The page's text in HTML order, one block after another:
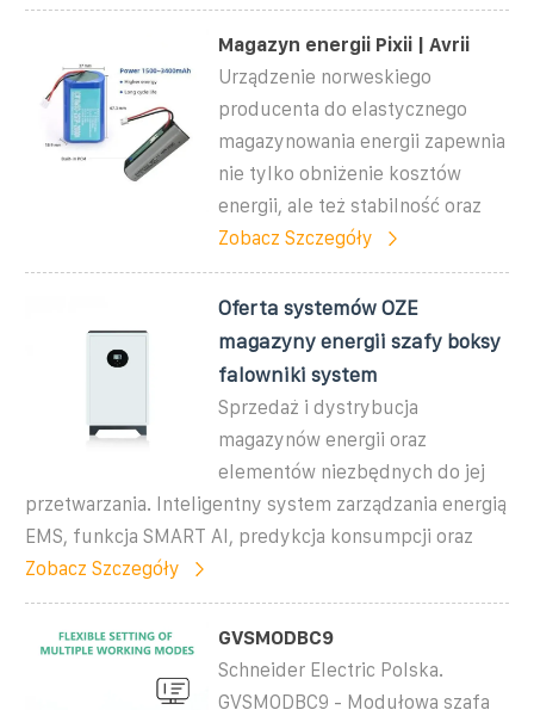
Magazyn energii Pixii | Avrii
Urządzenie norweskiego
producenta do elastycznego
magazynowania energii zapewnia
nie tylko obniżenie kosztów
energii, ale też stabilność oraz
Zobacz Szczegóły
Oferta systemów OZE
magazyny energii szafy boksy
falowniki system
Sprzedaż i dystrybucja
magazynów energii oraz
elementów niezbędnych do jej
przetwarzania. Inteligentny system zarządzania energią
EMS, funkcja SMART AI, predykcja konsumpcji oraz
Zobacz Szczegóły
GVSMODBC9
Schneider Electric Polska.
GVSMODBC9 - Modułowa szafa